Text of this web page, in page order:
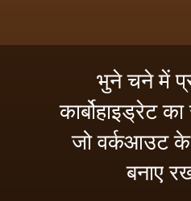
भुने चने में
कार्बोहाइड्रेट
जो वर्कआउट के
बनाए